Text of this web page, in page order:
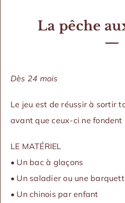
La pêche
—
Dès 24 mois
Le jeu est de réussir à sortir
avant que ceux-ci ne fondent
LE MATÉRIEL
• Un bac à glaçons
• Un saladier ou une
• Un chinois par enfant